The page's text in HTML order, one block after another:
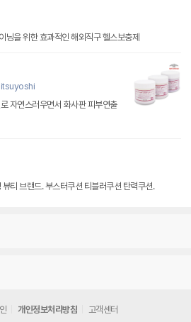
닝을 위한 효과적인 해외직구 헬스보충제
자연스러우면서 화사판 피부연출
티 브랜드. 부스터쿠션 티블러쿠션 탄력쿠션.
개인정보처리방침 고객센터